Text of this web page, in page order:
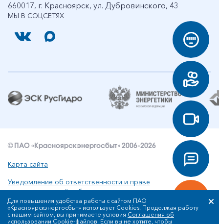
МЫ В СОЦСЕТЯХ
660017, г. Красноярск, ул. Дубровинского, 43
© ПАО «Красноярскэнергосбыт» 2006-2026
Карта сайта
Уведомление об ответственности и праве
интеллектуальной собственности
Политика ПАО «Красноярскэнергосбыт» в отношении
обработки персональных данных
Для повышения удобства работы с сайтом ПАО
«Красноярскэнергосбыт» использует Cookies. Продолжая работу
с нашим сайтом, вы принимаете условия Соглашения об
использовании Cookie-файлов. Если вы не хотите, чтобы